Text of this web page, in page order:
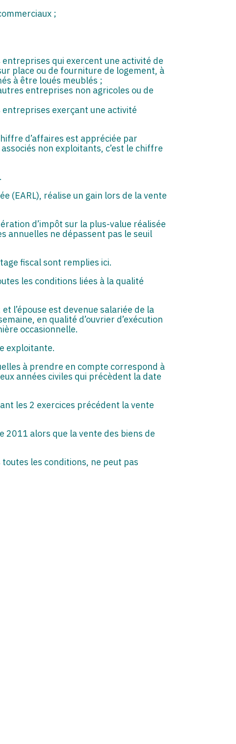
;
qui exercent une activité de
place ou de fourniture de logement, à
à être loués meublés ;
entreprises non agricoles ou de
exerçant une activité
d’affaires est appréciée par
non exploitants, c’est le chiffre
(EARL), réalise un gain lors de la vente
d’impôt sur la plus-value réalisée
annuelles ne dépassent pas le seuil
fiscal sont remplies ici.
les conditions liées à la qualité
l’épouse est devenue salariée de la
en qualité d’ouvrier d’exécution
occasionnelle.
exploitante.
à prendre en compte correspond à
années civiles qui précèdent la date
les 2 exercices précédent la vente
2011 alors que la vente des biens de
toutes les conditions, ne peut pas